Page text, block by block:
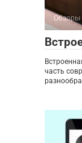
Обзоры
часть